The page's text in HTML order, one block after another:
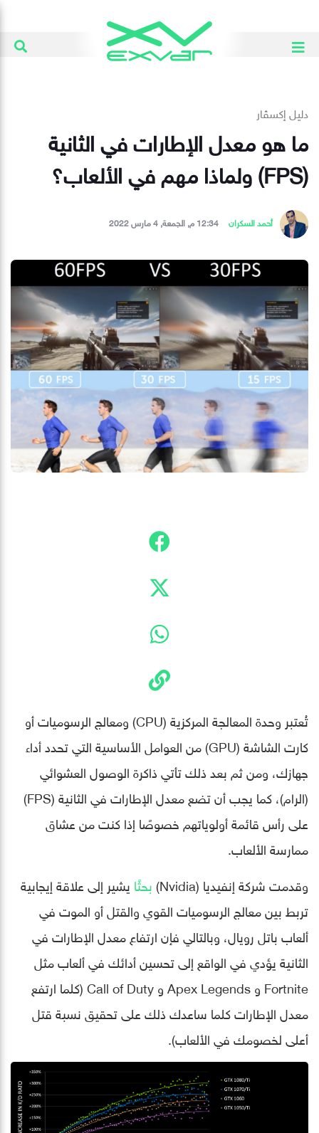
دليل إكسڤار
ما هو معدل الإطارات في الثانية
(FPS) ولماذا مهم في الألعاب؟
أحمد السكران 12:34 م, الجمعة, 4 مارس 2022
تُعتبر وحدة المعالجة المركزية (CPU) ومعالج الرسوميات أو
كارت الشاشة (GPU) من العوامل الأساسية التي تحدد أداء
جهازك، ومن ثم بعد ذلك تأتي ذاكرة الوصول العشوائي
(الرام)، كما يجب أن تضع معدل الإطارات في الثانية (FPS)
على رأس قائمة أولوياتهم خصوصًا إذا كنت من عشاق
ممارسة الألعاب.
وقدمت شركة إنفيديا (Nvidia)
بحثًا يشير إلى علاقة إيجابية
تربط بين معالج الرسوميات القوي والقتل أو الموت في
ألعاب باتل رويال، وبالتالي فإن ارتفاع معدل الإطارات في
الثانية يؤدي في الواقع إلى تحسين أدائك في ألعاب مثل
Fortnite و Apex Legends و Call of Duty (كلما ارتفع
معدل الإطارات كلما ساعدك ذلك على تحقيق نسبة قتل
أعلى لخصومك في الألعاب).